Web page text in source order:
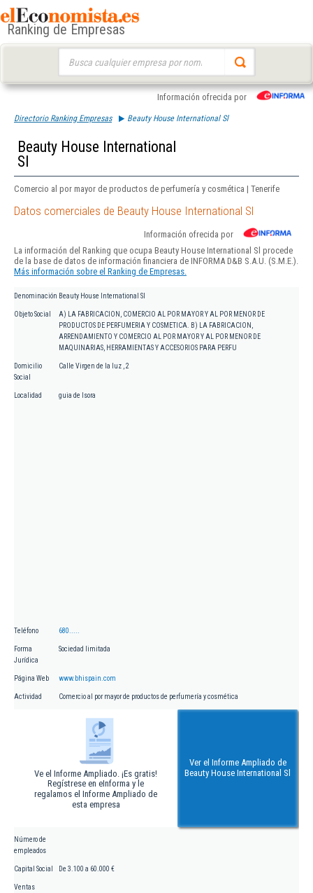
Ranking de Empresas
Información ofrecida por
Directorio Ranking Empresas Beauty House International Sl
Beauty House International
Sl
Comercio al por mayor de productos de perfumería y cosmética | Tenerife
Datos comerciales de Beauty House International Sl
Información ofrecida por
La información del Ranking que ocupa Beauty House International Sl procede
de la base de datos de información financiera de INFORMA D&B S.A.U. (S.M.E.).
Más información sobre el Ranking de Empresas.
Denominación Beauty House International Sl
Objeto Social
A) LA FABRICACION, COMERCIO AL POR MAYOR Y AL POR MENOR DE
PRODUCTOS DE PERFUMERIA Y COSMETICA. B) LA FABRICACION,
ARRENDAMIENTO Y COMERCIO AL POR MAYOR Y AL POR MENOR DE
MAQUINARIAS, HERRAMIENTAS Y ACCESORIOS PARA PERFU
Domicilio
Social
Calle Virgen de la luz , 2
Localidad guia de Isora
Teléfono 680.....
Forma
Jurídica
Sociedad limitada
Página Web www.bhispain.com
Actividad Comercio al por mayor de productos de perfumería y cosmética
Ve el Informe Ampliado. ¡Es gratis!
Regístrese en eInforma y le
regalamos el Informe Ampliado de
esta empresa
Ver el Informe Ampliado de
Beauty House International Sl
Número de
empleados
Capital Social De 3.100 a 60.000 €
Ventas